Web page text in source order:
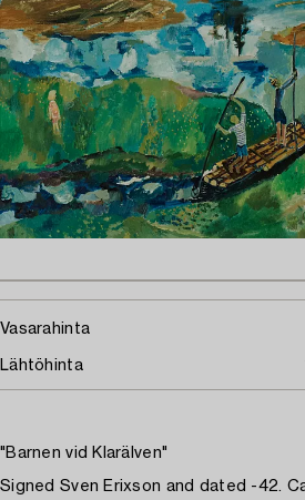
Vasarahinta
Lähtöhinta
"Barnen vid Klarälven"
Signed Sven Erixson and dated -42.